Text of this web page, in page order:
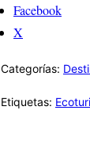
Facebook
X
Categorías:
Etiquetas: